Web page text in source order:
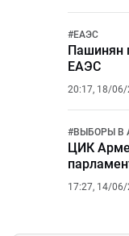
#ЕАЭС
Пашинян
ЕАЭС
20:17, 18/06/
#ВЫБОРЫ В
ЦИК
17:27, 14/06/